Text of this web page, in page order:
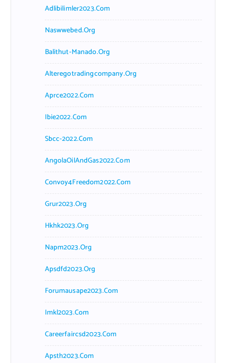
Adlibilimler2023.com
Naswwebed.org
Balithut-Manado.org
Alteregotradingcompany.org
Aprce2022.com
Ibie2022.com
Sbcc-2022.com
AngolaOilAndGas2022.com
Convoy4Freedom2022.com
Grur2023.org
Hkhk2023.org
Napm2023.org
Apsdfd2023.org
Forumausape2023.com
Imkl2023.com
Careerfaircsd2023.com
Apsth2023.com